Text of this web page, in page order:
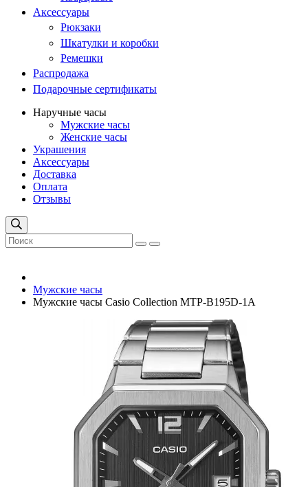
Аксессуары
Рюкзаки
Шкатулки и коробки
Ремешки
Распродажа
Подарочные сертификаты
Наручные часы
Мужские часы
Женские часы
Украшения
Аксессуары
Доставка
Оплата
Отзывы
Мужские часы
Мужские часы Casio Collection MTP-B195D-1A